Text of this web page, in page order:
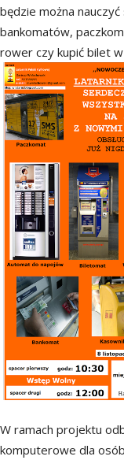
będzie można nauczyć
bankomatów,
rower czy kupić bilet
W ramach projektu
komputerowe dla